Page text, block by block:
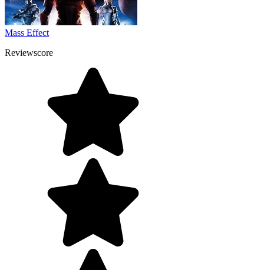
Mass Effect
Reviewscore